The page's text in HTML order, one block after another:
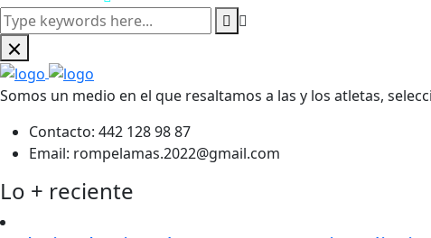
Somos un medio en el que resaltamos a las y los atletas,
Contacto: 442 128 98 87
Email: rompelamas.2022@gmail.com
Lo + reciente